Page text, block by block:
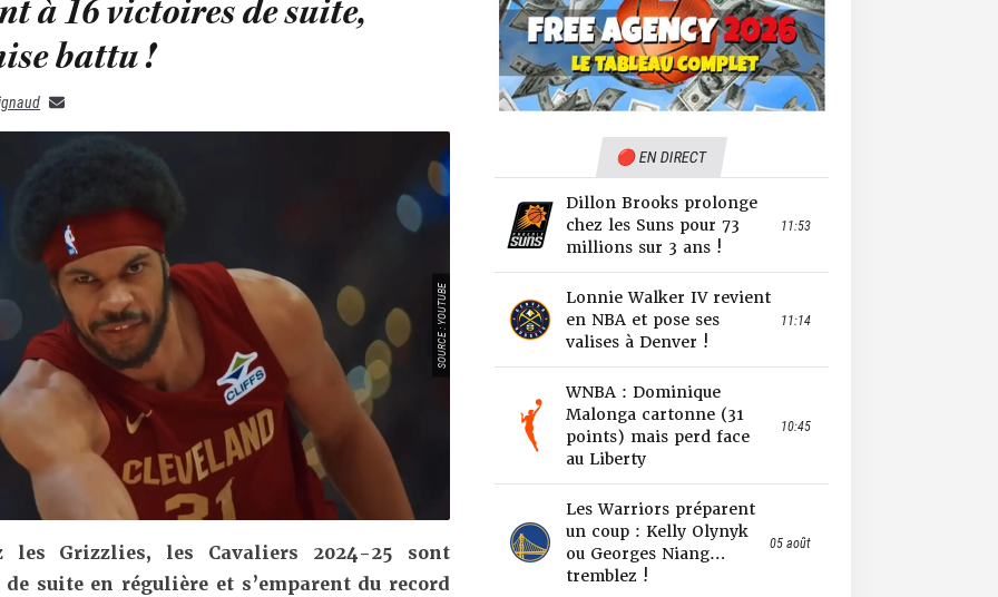
à 16 victoires de suite,
battu !
SOURCE : YOUTUBE
les Grizzlies, les Cavaliers 2024-25 sont
suite en régulière et s’emparent du record
🔴 EN DIRECT
Dillon Brooks prolonge
chez les Suns pour 73
millions sur 3 ans !
11:53
Lonnie Walker IV revient
en NBA et pose ses
valises à Denver !
11:14
WNBA : Dominique
Malonga cartonne (31
points) mais perd face
au Liberty
10:45
Les Warriors préparent
un coup : Kelly Olynyk
ou Georges Niang…
tremblez !
05 août